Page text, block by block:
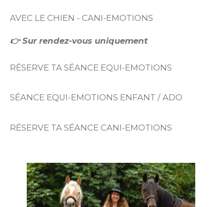
AVEC LE CHIEN - CANI-EMOTIONS
👉 Sur rendez-vous uniquement
RÉSERVE TA SÉANCE EQUI-EMOTIONS
SÉANCE EQUI-EMOTIONS ENFANT / ADO
RÉSERVE TA SÉANCE CANI-EMOTIONS